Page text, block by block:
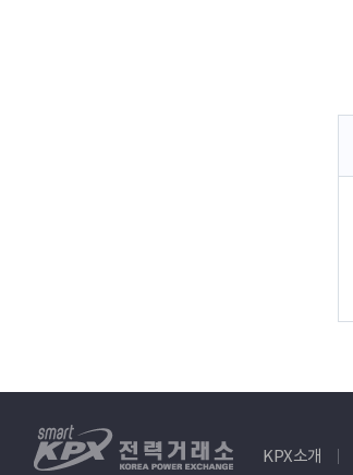
전
KPX소개